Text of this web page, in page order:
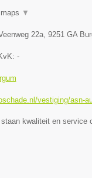
▼
22a, 9251 GA
-
vestiging/asn-
kwaliteit en service